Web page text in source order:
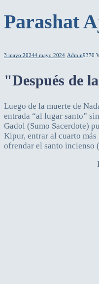
Parashat
3 mayo 20244 mayo 2024 Admin9370
"Después de
Luego de la muerte de
entrada “al lugar santo”
Gadol (Sumo Sacerdote)
Kipur, entrar al cuarto
ofrendar el santo incienso